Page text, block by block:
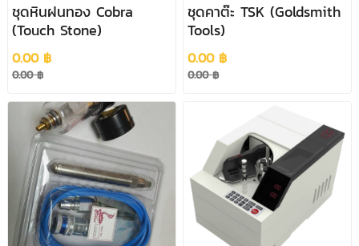
ชุดหินฝนทอง Cobra
(Touch Stone)
0.00 ฿
0.00 ฿
ชุดคาต๊ะ TSK (Goldsmith
Tools)
0.00 ฿
0.00 ฿